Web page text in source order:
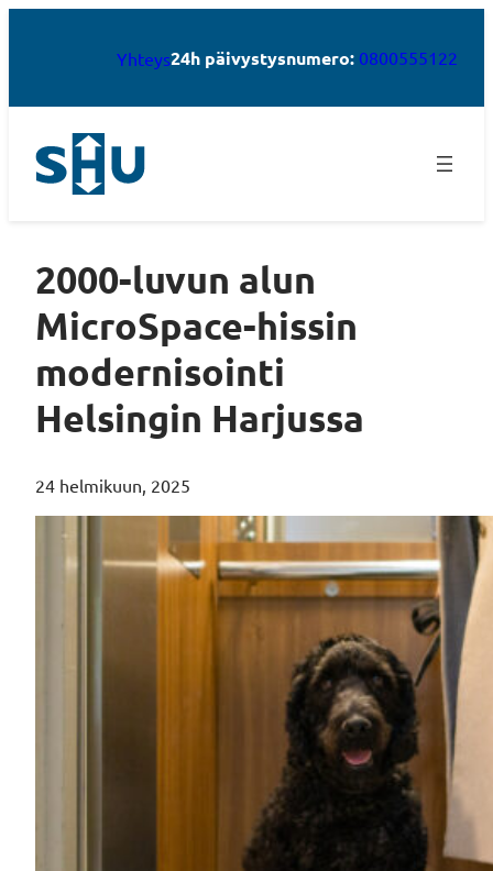
Yhteys24h päivystysnumero: 0800555122
2000-luvun alun
MicroSpace-hissin
modernisointi
Helsingin Harjussa
24 helmikuun, 2025